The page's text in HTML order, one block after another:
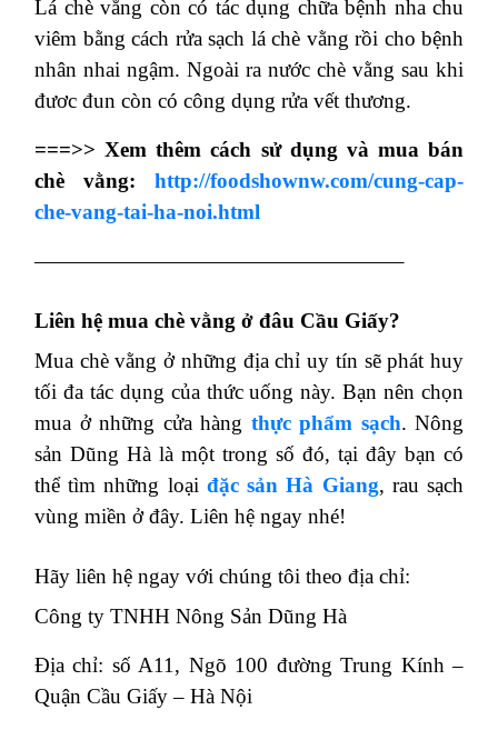
Lá chè vằng còn có tác dụng chữa bệnh nha chu
viêm bằng cách rửa sạch lá chè vằng rồi cho bệnh
nhân nhai ngậm. Ngoài ra nước chè vằng sau khi
đươc đun còn có công dụng rửa vết thương.
===>> Xem thêm cách sử dụng và mua bán
chè vằng: http://foodshownw.com/cung-cap-
che-vang-tai-ha-noi.html
—————————————————–
Liên hệ mua chè vằng ở đâu Cầu Giấy?
Mua chè vằng ở những địa chỉ uy tín sẽ phát huy
tối đa tác dụng của thức uống này. Bạn nên chọn
mua ở những cửa hàng thực phẩm sạch. Nông
sản Dũng Hà là một trong số đó, tại đây bạn có
thể tìm những loại đặc sản Hà Giang, rau sạch
vùng miền ở đây. Liên hệ ngay nhé!
Hãy liên hệ ngay với chúng tôi theo địa chỉ:
Công ty TNHH Nông Sản Dũng Hà
Địa chỉ: số A11, Ngõ 100 đường Trung Kính –
Quận Cầu Giấy – Hà Nội